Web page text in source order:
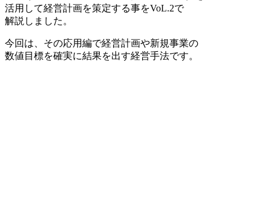
活用して経営計画を策定する事をVoL.2で
解説しました。
今回は、その応用編で経営計画や新規事業の
数値目標を確実に結果を出す経営手法です。